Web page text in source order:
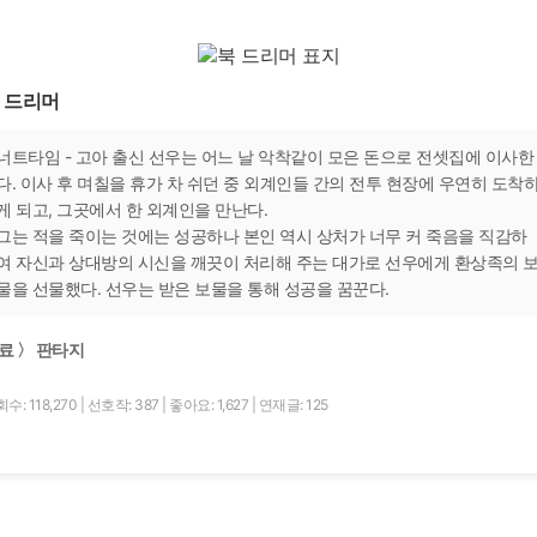
드리머
트타임 - 고아 출신 선우는 어느 날 악착같이 모은 돈으로 전셋집에 이사한
. 이사 후 며칠을 휴가 차 쉬던 중 외계인들 간의 전투 현장에 우연히 도착
되고, 그곳에서 한 외계인을 만난다.
는 적을 죽이는 것에는 성공하나 본인 역시 상처가 너무 커 죽음을 직감하
자신과 상대방의 시신을 깨끗이 처리해 주는 대가로 선우에게 환상족의
을 선물했다. 선우는 받은 보물을 통해 성공을 꿈꾼다.
〉 판타지
수: 118,270 선호작: 387 좋아요: 1,627 연재글: 125